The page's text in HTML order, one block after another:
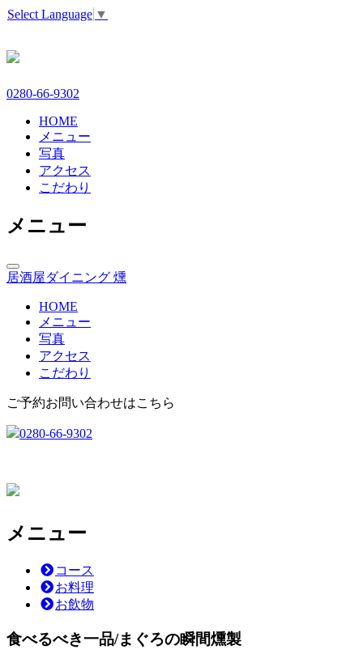
Select Language ▼
0280-66-9302
HOME
メニュー
写真
アクセス
こだわり
メニュー
toggle
navigation
居酒屋ダイニング 燻
HOME
メニュー
写真
アクセス
こだわり
ご予約お問い合わせはこちら
0280-66-9302
メニュー
コース
お料理
お飲物
食べるべき一品/まぐろの瞬間燻製